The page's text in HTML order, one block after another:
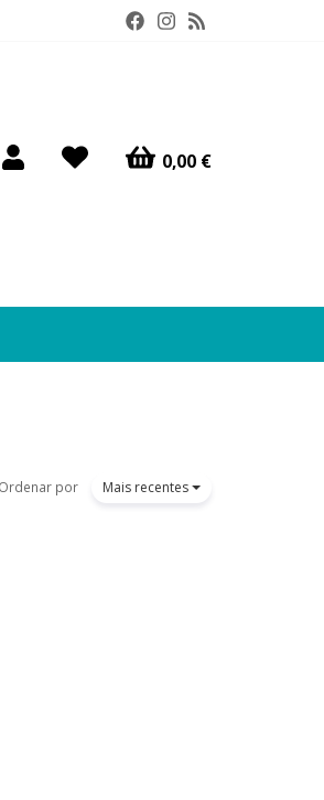
0,00 €
Ordenar por Mais recentes